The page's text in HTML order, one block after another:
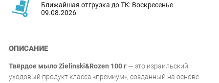
Ближайшая отгрузка до ТК: Воскресенье
09.08.2026
ОПИСАНИЕ
Твёрдое мыло Zielinski&Rozen 100 г — это израильский
уходовый продукт класса «премиум», созданный на основе